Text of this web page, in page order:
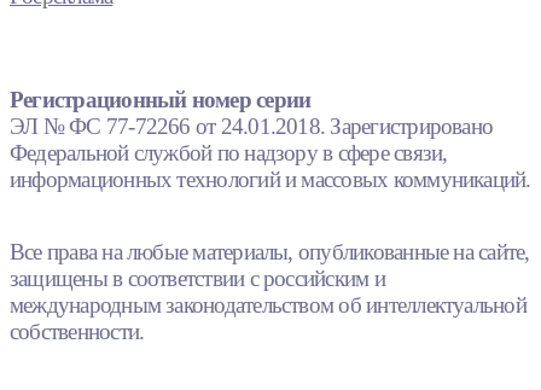
Регистрационный номер серии
ЭЛ № ФС 77-72266 от 24.01.2018. Зарегистрировано
Федеральной службой по надзору в сфере связи,
информационных технологий и массовых коммуникаций.
Все права на любые материалы, опубликованные на сайте,
защищены в соответствии с российским и
международным законодательством об интеллектуальной
собственности.